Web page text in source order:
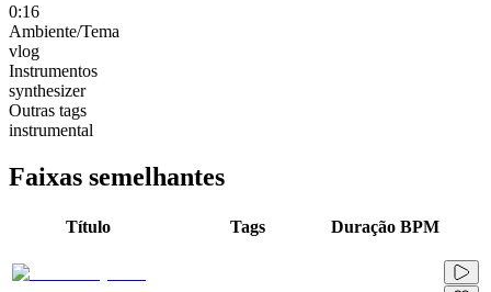
0:16
Ambiente/Tema
vlog
Instrumentos
synthesizer
Outras tags
instrumental
Faixas semelhantes
Título Tags Duração BPM